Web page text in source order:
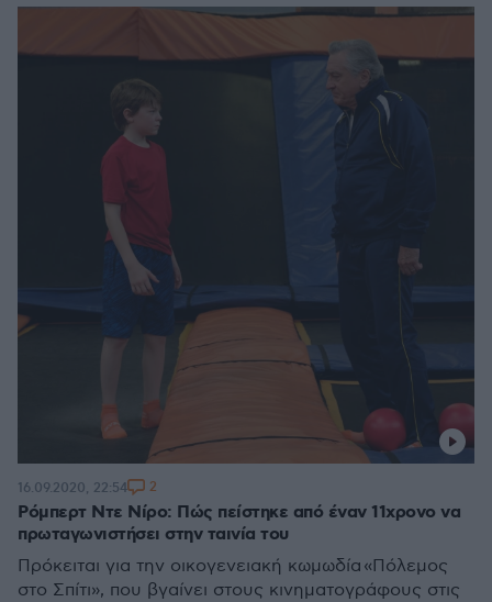
Ρόμπερτ Ντε Νίρο: Πώς πείστηκε από έναν 11χρονο να
πρωταγωνιστήσει στην ταινία του
Πρόκειται για την οικογενειακή κωμωδία «Πόλεμος
στο Σπίτι», που βγαίνει στους κινηματογράφους στις
16.09.2020, 22:54 2